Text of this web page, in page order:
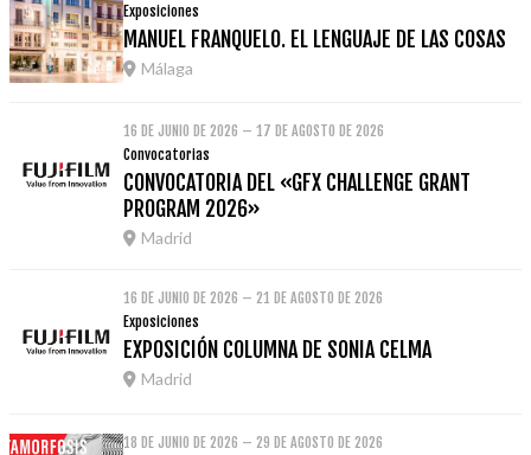
Exposiciones
MANUEL FRANQUELO. EL LENGUAJE DE LAS COSAS
Málaga
16 DE JUNIO DE 2026 – 17 DE AGOSTO DE 2026
Convocatorias
CONVOCATORIA DEL «GFX CHALLENGE GRANT
PROGRAM 2026»
Madrid
16 DE JUNIO DE 2026 – 21 DE AGOSTO DE 2026
Exposiciones
EXPOSICIÓN COLUMNA DE SONIA CELMA
Madrid
18 DE JUNIO DE 2026 – 29 DE AGOSTO DE 2026